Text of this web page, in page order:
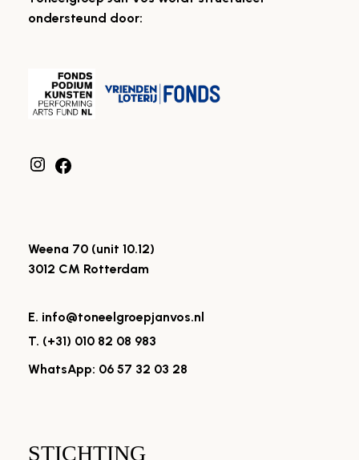
ondersteund door:
Weena 70 (unit 10.12)
3012 CM Rotterdam
E. info@toneelgroepjanvos.nl
T. (+31) 010 82 08 983
WhatsApp: 06 57 32 03 28
STICHTING